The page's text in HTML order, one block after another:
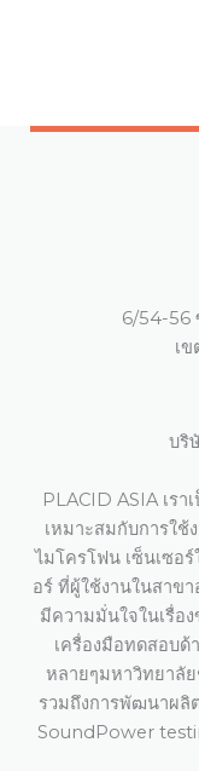
6/54-56
เ
บริ
PLACID ASIA เร
เหมาะสมกับการใช้
ไมโครโฟน เซ็นเซอ
อร์ ที่ผู้ใช้งานในสาข
มีความมั่นใจในเรื่อ
เครื่องมือทดสอบ
หลายๆมหาวิทยาลัย
รวมถึงการพัฒนาผ
SoundPower